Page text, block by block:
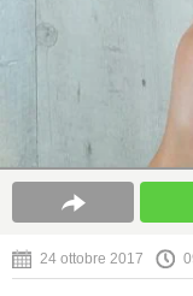
24 ottobre 2017